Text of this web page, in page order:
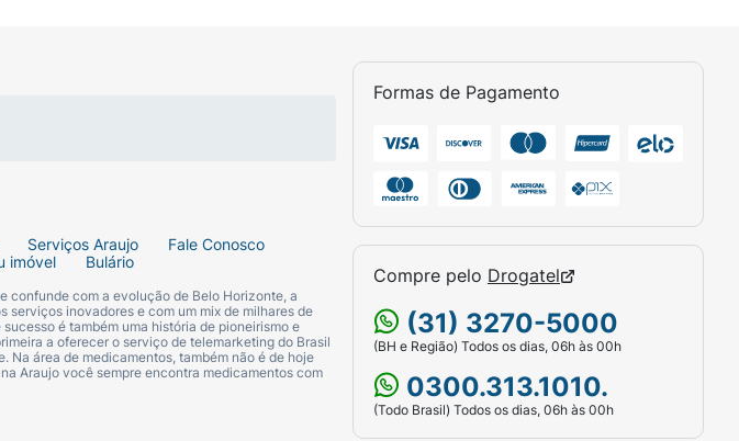
Serviços Araujo
Fale Conosco
imóvel Bulário
confunde com a evolução de Belo Horizonte, a
serviços inovadores e com um mix de milhares de
é também uma história de pioneirismo e
a oferecer o serviço de telemarketing do Brasil
Na área de medicamentos, também não é de hoje
Araujo você sempre encontra medicamentos com
Formas de Pagamento
Compre pelo Drogatel
(31) 3270-5000
(BH e Região) Todos os dias, 06h às 00h
0300.313.1010.
(Todo Brasil) Todos os dias, 06h às 00h